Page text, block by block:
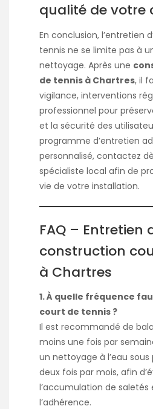
qualité de votre
En conclusion, l’entretien
tennis ne se limite pas à
nettoyage. Après une
de tennis à Chartres, il
vigilance, interventions
professionnel pour
et la sécurité des
programme d’entretien
personnalisé, contactez
spécialiste local afin de
vie de votre installation.
FAQ – Entretien
construction
à Chartres
1. À quelle fréquence
court de tennis ?
Il est recommandé de
moins une fois par
un nettoyage à l’eau sous
deux fois par mois, afin
l’accumulation de saletés
l’adhérence.